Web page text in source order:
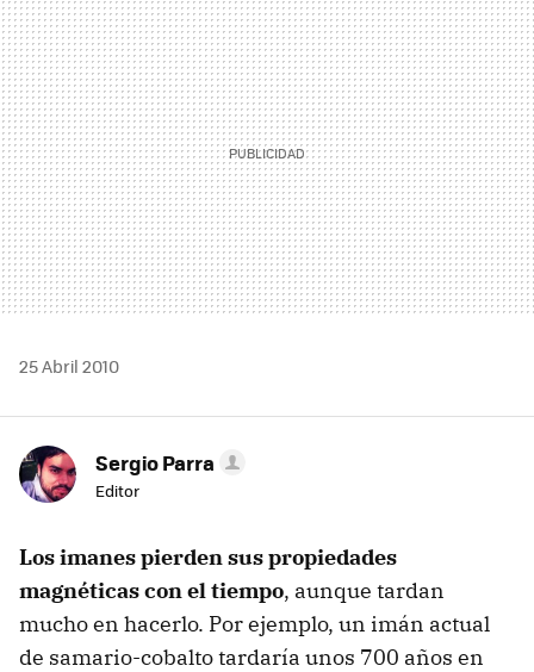
MAIL
25 Abril 2010
Sergio Parra
Editor
Los imanes pierden sus propiedades
magnéticas con el tiempo, aunque tardan
mucho en hacerlo. Por ejemplo, un imán actual
de samario-cobalto tardaría unos 700 años en